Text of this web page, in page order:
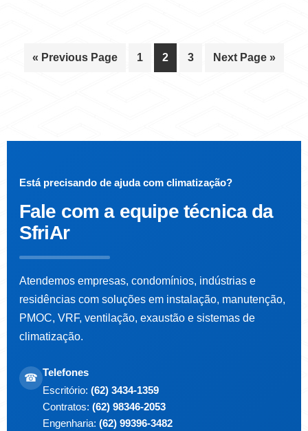
« Previous Page 1 2 3 Next Page »
Está precisando de ajuda com climatização?
Fale com a equipe técnica da
SfriAr
Atendemos empresas, condomínios, indústrias e
residências com soluções em instalação, manutenção,
PMOC, VRF, ventilação, exaustão e sistemas de
climatização.
☎ Telefones
Escritório: (62) 3434-1359
Contratos: (62) 98346-2053
Engenharia: (62) 99396-3482